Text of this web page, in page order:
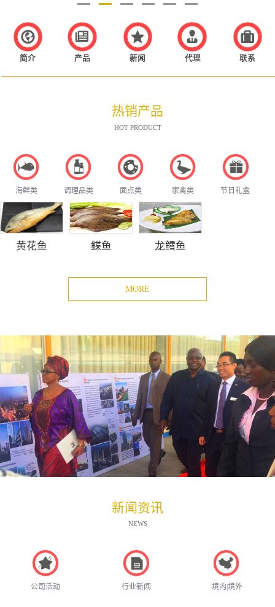
简介 产品 新闻 代理 联系
热销产品
HOT PRODUCT
海鲜类 调理品类 面点类 家禽类 节日礼盒
黄花鱼 鲽鱼 龙鳕鱼
MORE
新闻资讯
NEWS
公司活动 行业新闻 境内|境外